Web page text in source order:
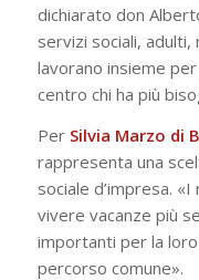
dichiarato don
servizi sociali, adulti,
lavorano insieme
centro chi ha più
Per Silvia Marzo di
rappresenta una
sociale d’impresa.
vivere vacanze più
importanti per la loro
percorso comune».